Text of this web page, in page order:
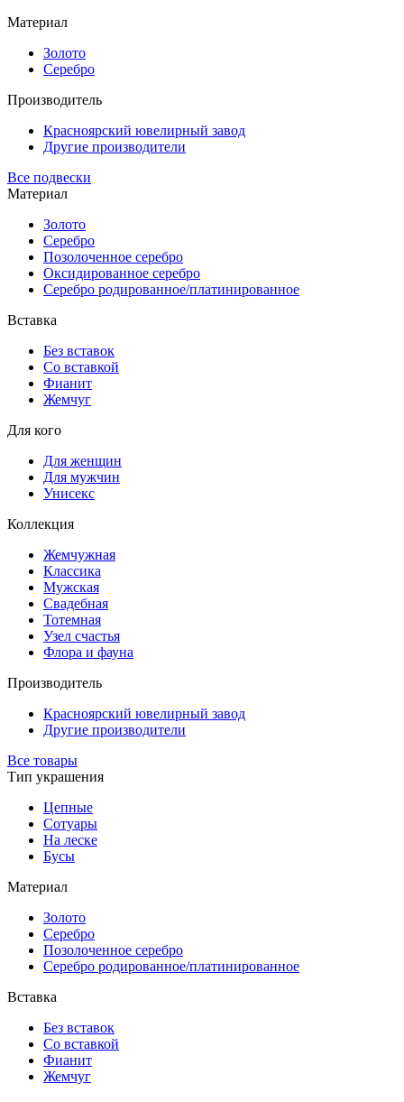
Материал
Золото
Серебро
Производитель
Красноярский ювелирный завод
Другие производители
Все подвески
Материал
Золото
Серебро
Позолоченное серебро
Оксидированное серебро
Серебро родированное/платинированное
Вставка
Без вставок
Со вставкой
Фианит
Жемчуг
Для кого
Для женщин
Для мужчин
Унисекс
Коллекция
Жемчужная
Классика
Мужская
Свадебная
Тотемная
Узел счастья
Флора и фауна
Производитель
Красноярский ювелирный завод
Другие производители
Все товары
Тип украшения
Цепные
Сотуары
На леске
Бусы
Материал
Золото
Серебро
Позолоченное серебро
Серебро родированное/платинированное
Вставка
Без вставок
Со вставкой
Фианит
Жемчуг